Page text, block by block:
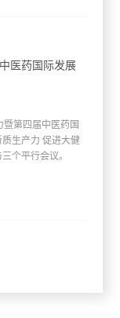
医药国际发展
第四届中医药国
生产力 促进大健
个平行会议。